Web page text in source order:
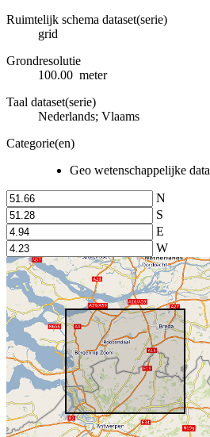
Ruimtelijk schema dataset(serie)
grid
Grondresolutie
100.00 meter
Taal dataset(serie)
Nederlands; Vlaams
Categorie(en)
Geo wetenschappelijke data
N
S
E
W